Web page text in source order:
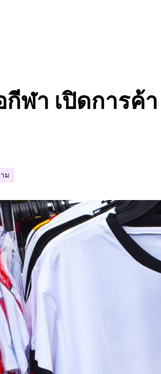
ฬา เปิดการค้
ม